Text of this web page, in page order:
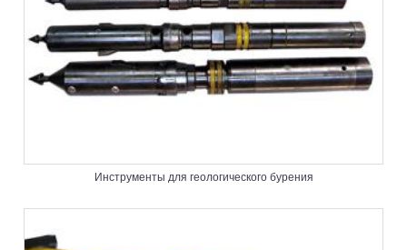
Инструменты для геологического бурения